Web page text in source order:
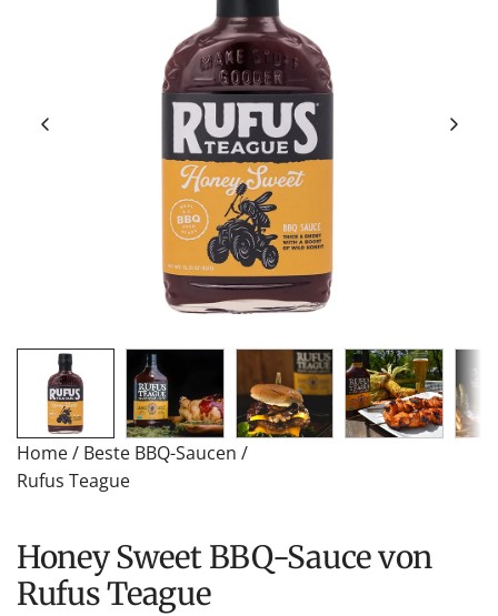
Home/ Beste BBQ-Saucen /
Rufus Teague
Honey Sweet BBQ-Sauce von
Rufus Teague